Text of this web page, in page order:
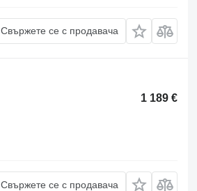
Свържете се с продавача
1 189 €
Свържете се с продавача